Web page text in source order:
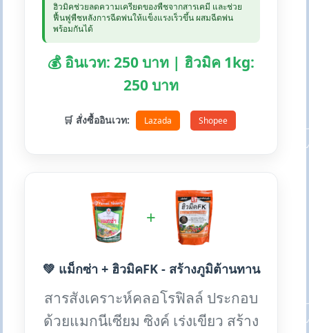
ฮิวมิคช่วยลดความเครียดของพืชจากสารเคมี และช่วย
ฟื้นฟูพืชหลังการฉีดพ่นให้แข็งแรงเร็วขึ้น ผสมฉีดพ่น
พร้อมกันได้
💰 อินเวท: 250 บาท | ฮิวมิค 1kg:
250 บาท
🛒 สั่งซื้ออินเวท: Lazada Shopee
+
💚 แม็กซ่า + ฮิวมิคFK - สร้างภูมิต้านทาน
สารสังเคราะห์คลอโรฟิลล์ ประกอบ
ด้วยแมกนีเซียม ซิงค์ เร่งเขียว สร้าง